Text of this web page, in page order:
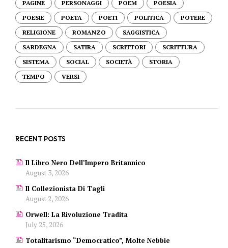
PAGINE PERSONAGGI POEM
POESIA
POESIE
POETA POETI POLITICA
POTERE
RELIGIONE
ROMANZO
SAGGISTICA
SARDEGNA
SATIRA SCRITTORI
SCRITTURA
SISTEMA
SOCIAL SOCIETÀ
STORIA
TEMPO
VERSI
RECENT POSTS
Il Libro Nero Dell’Impero Britannico
August 3, 2026
Il Collezionista Di Tagli
August 2, 2026
Orwell: La Rivoluzione Tradita
July 25, 2026
Totalitarismo “democratico”, Molte Nebbie